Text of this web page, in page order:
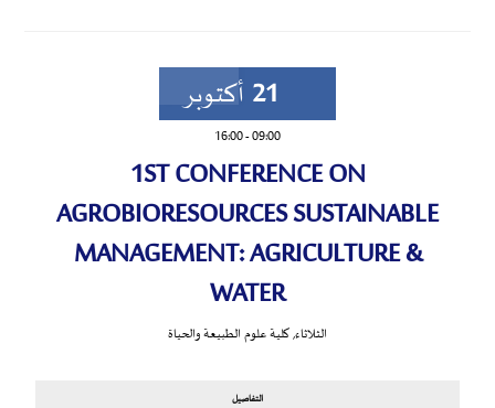
21 أكتوبر
09:00
-
16:00
1ST CONFERENCE ON
AGROBIORESOURCES SUSTAINABLE
MANAGEMENT: AGRICULTURE &
WATER
الثلاثاء,كلية علوم الطبيعة والحياة
التفاصيل